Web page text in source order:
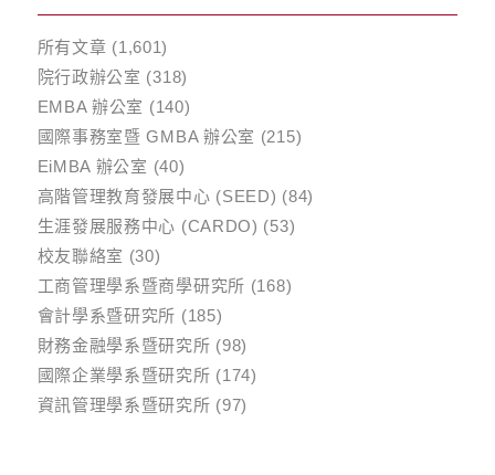
所有文章 (1,601)
院行政辦公室 (318)
EMBA 辦公室 (140)
國際事務室暨 GMBA 辦公室 (215)
EiMBA 辦公室 (40)
高階管理教育發展中心 (SEED) (84)
生涯發展服務中心 (CARDO) (53)
校友聯絡室 (30)
工商管理學系暨商學研究所 (168)
會計學系暨研究所 (185)
財務金融學系暨研究所 (98)
國際企業學系暨研究所 (174)
資訊管理學系暨研究所 (97)